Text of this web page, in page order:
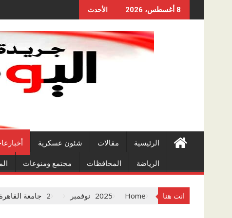
to
8 أغسطس، 2026 الأحدث
الرئيسية مقالات شئون عسكرية
الرياضة المحافظات مجتمع ومنوعات
انت هنا Home
2025 نوفمبر 2 جامعة